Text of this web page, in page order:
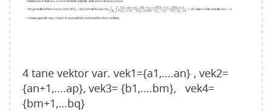
4 tane vektor var. vek1={a1,....an} , vek2=
{an+1,....ap}, vek3= {b1,....bm}, vek4=
{bm+1,...bq}